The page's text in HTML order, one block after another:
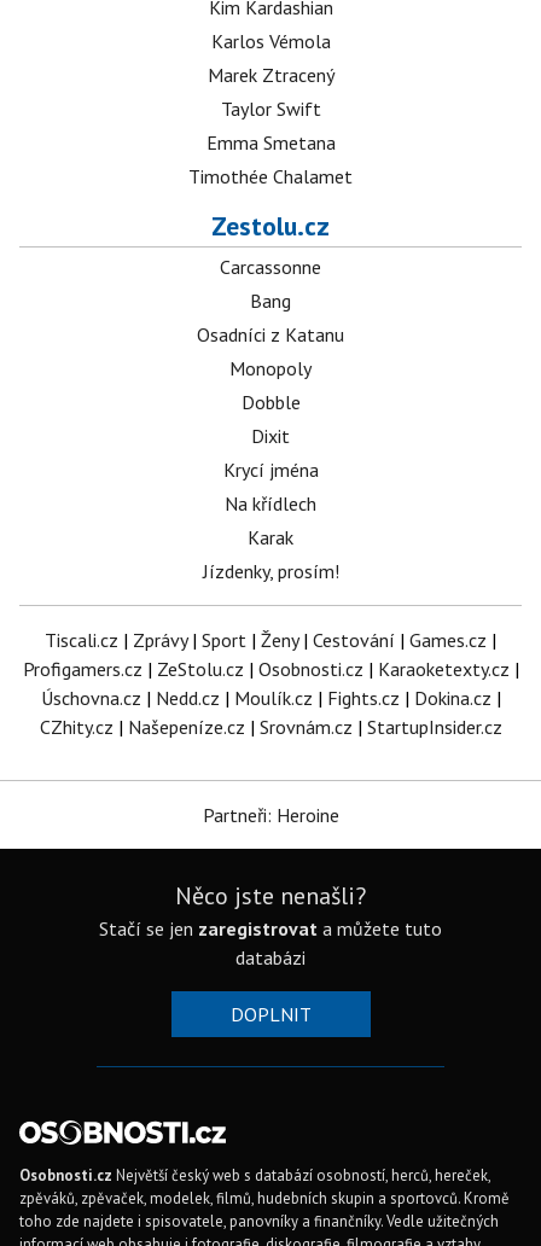
Kim Kardashian
Karlos Vémola
Marek Ztracený
Taylor Swift
Emma Smetana
Timothée Chalamet
Zestolu.cz
Carcassonne
Bang
Osadníci z Katanu
Monopoly
Dobble
Dixit
Krycí jména
Na křídlech
Karak
Jízdenky, prosím!
Tiscali.cz | Zprávy| Sport | Ženy| Cestování | Games.cz |
Profigamers.cz | ZeStolu.cz | Osobnosti.cz | Karaoketexty.cz |
Úschovna.cz | Nedd.cz | Moulík.cz | Fights.cz | Dokina.cz |
CZhity.cz | Našepeníze.cz | Srovnám.cz | StartupInsider.cz
Partneři: Heroine
Něco jste nenašli?
Stačí se jen zaregistrovat a můžete tuto
databázi
DOPLNIT
Osobnosti.cz Největší český web s databází osobností, herců, hereček,
zpěváků, zpěvaček, modelek, filmů, hudebních skupin a sportovců. Kromě
toho zde najdete i spisovatele, panovníky a finančníky. Vedle užitečných